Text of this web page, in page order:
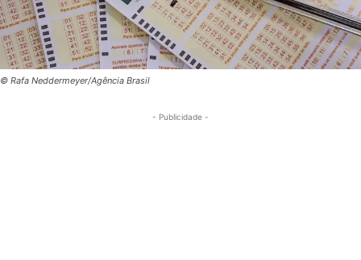
© Rafa Neddermeyer/Agência Brasil
- Publicidade -